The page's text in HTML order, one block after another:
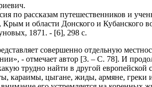
по рассказам путешественников и
и области Донского и Кубанского
1871. - [6], 298 с.
совершенно отдельную
- отмечает автор [3. – С. 78]. И
трудно найти в другой
караимы, цыгане, жиды, армяне, греки